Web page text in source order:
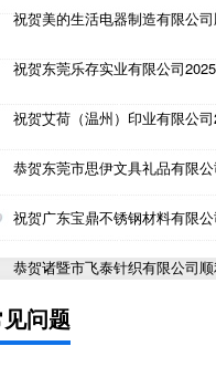
祝贺美的生活电器制造有限公
祝贺东莞乐存实业有限公司
祝贺艾荷（温州）印业有限公
恭贺东莞市思伊文具礼品有限
祝贺广东宝鼎不锈钢材料有限
恭贺诸暨市飞泰针织有限公司
问题